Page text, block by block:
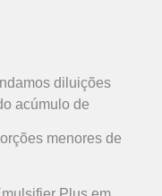
diluições
acúmulo de
menores de